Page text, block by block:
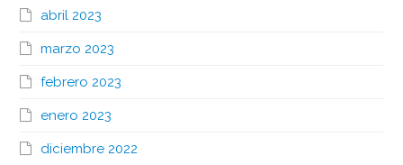
abril 2023
marzo 2023
febrero 2023
enero 2023
diciembre 2022